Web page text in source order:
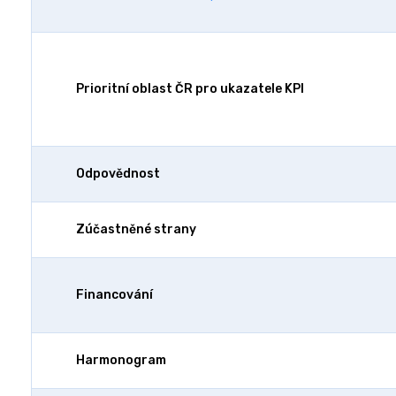
Prioritní oblast ČR pro ukazatele KPI
Odpovědnost
Zúčastněné strany
Financování
Harmonogram